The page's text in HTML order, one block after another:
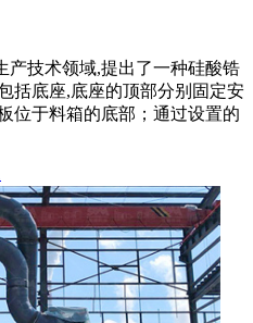
产技术领域,提出了一种硅酸锆
括底座,底座的顶部分别固定安
位于料箱的底部；通过设置的